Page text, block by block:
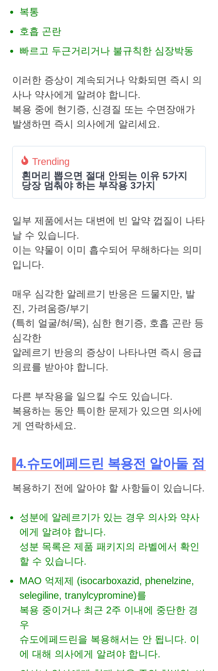
복통
호흡 곤란
빠르고 두근거리거나 불규칙한 심장박동
이러한 증상이 계속되거나 악화되면 즉시 의
사나 약사에게 알려야 합니다.
복용 중에 현기증, 신경질 또는 수면장애가
발생하면 즉시 의사에게 알리세요.
Trending
흰머리 뽑으면 절대 안되는 이유 5가지
당장 멈춰야 하는 부작용 3가지
일부 제품에서는 대변에 빈 알약 껍질이 나타
날 수 있습니다.
이는 약물이 이미 흡수되어 무해하다는 의미
입니다.
매우 심각한 알레르기 반응은 드물지만, 발
진, 가려움증/부기
(특히 얼굴/혀/목), 심한 현기증, 호흡 곤란 등
심각한
알레르기 반응의 증상이 나타나면 즉시 응급
의료를 받아야 합니다.
다른 부작용을 일으킬 수도 있습니다.
복용하는 동안 특이한 문제가 있으면 의사에
게 연락하세요.
4.슈도에페드린 복용전 알아둘 점
복용하기 전에 알아야 할 사항들이 있습니다.
성분에 알레르기가 있는 경우 의사와 약사
에게 알려야 합니다.
성분 목록은 제품 패키지의 라벨에서 확인
할 수 있습니다.
MAO 억제제 (isocarboxazid, phenelzine,
selegiline, tranylcypromine)를
복용 중이거나 최근 2주 이내에 중단한 경
우
슈도에페드린을 복용해서는 안 됩니다. 이
에 대해 의사에게 알려야 합니다.